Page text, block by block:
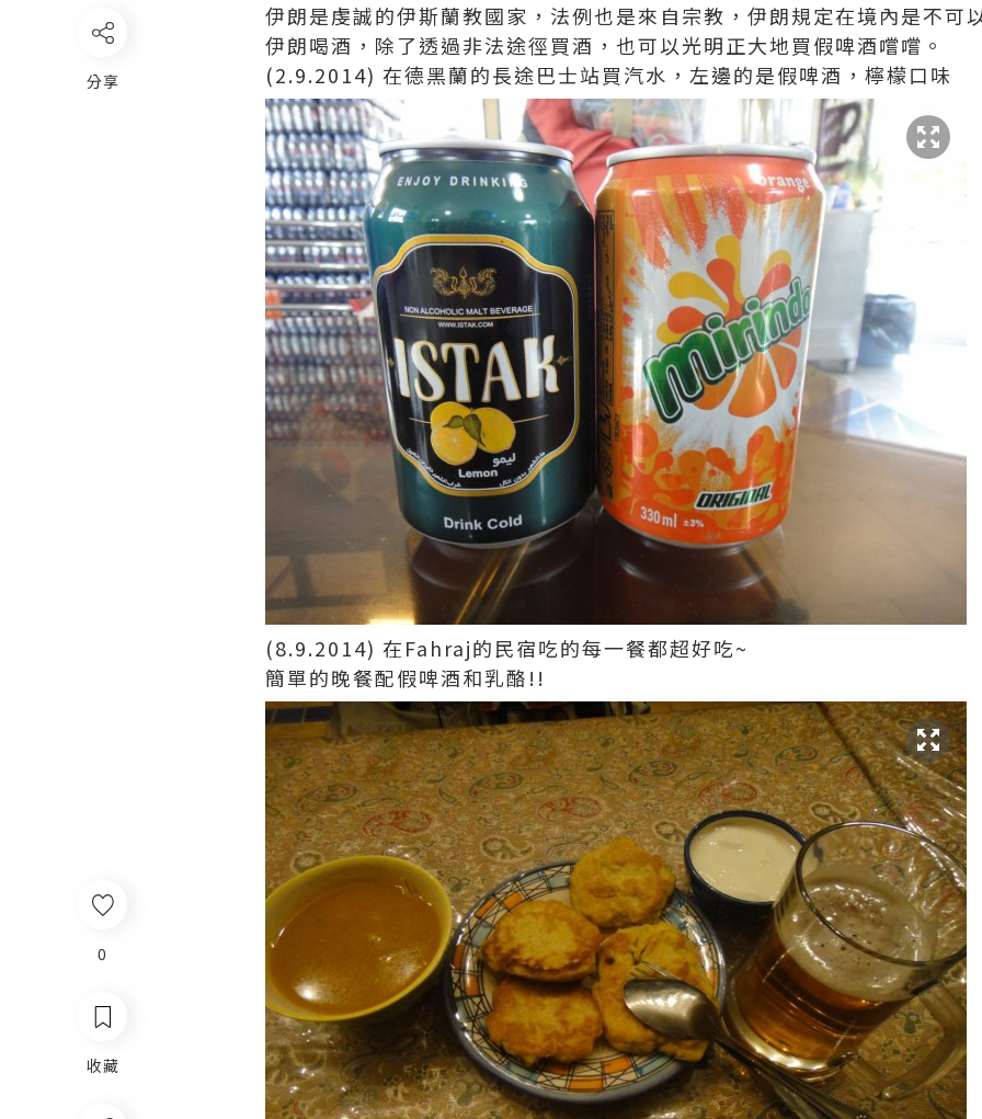
0
收藏
伊朗是虔誠的伊斯蘭教國家，法例也是來自宗教，伊朗規定在境內是不可
伊朗喝酒，除了透過非法途徑買酒，也可以光明正大地買假啤酒嚐嚐。
(2.9.2014) 在德黑蘭的長途巴士站買汽水，左邊的是假啤酒，檸檬口味
(8.9.2014) 在Fahraj的民宿吃的每一餐都超好吃~
簡單的晚餐配假啤酒和乳酪!!
分享